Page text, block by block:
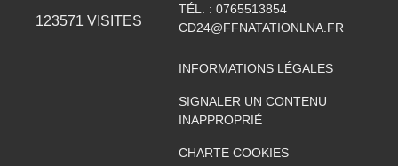
123571 VISITES
TÉL. : 0765513854
CD24@FFNATATIONLNA.FR
INFORMATIONS LÉGALES
SIGNALER UN CONTENU
INAPPROPRIÉ
CHARTE COOKIES